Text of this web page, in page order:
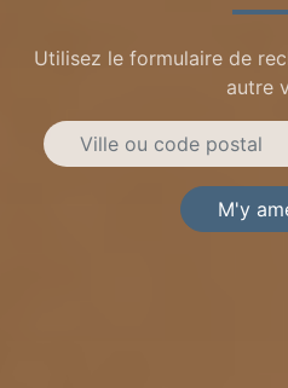
Utilisez le formulaire de
autre
M'y